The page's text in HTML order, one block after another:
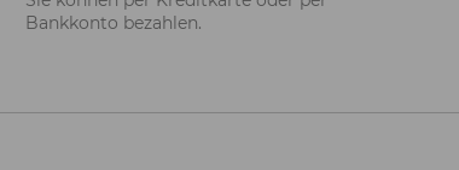
Bankkonto bezahlen.